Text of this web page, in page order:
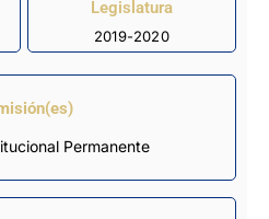
Legislatura
2019-2020
Permanente